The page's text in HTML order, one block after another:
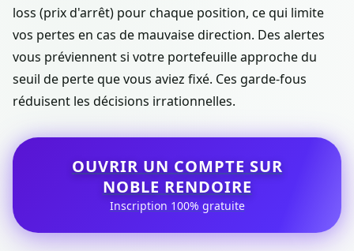
loss (prix d'arrêt) pour chaque position, ce qui limite
vos pertes en cas de mauvaise direction. Des alertes
vous préviennent si votre portefeuille approche du
seuil de perte que vous aviez fixé. Ces garde-fous
réduisent les décisions irrationnelles.
OUVRIR UN COMPTE SUR
NOBLE RENDOIRE
Inscription 100% gratuite